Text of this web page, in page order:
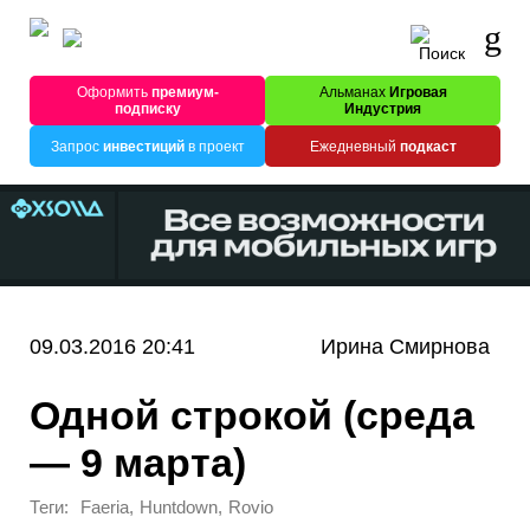
Оформитьпремиум-
подписку
Альманах Игровая
Индустрия
Запрос инвестицийв проект Ежедневный подкаст
09.03.2016 20:41 Ирина Смирнова
Одной строкой (среда
— 9 марта)
Теги: Faeria, Huntdown, Rovio